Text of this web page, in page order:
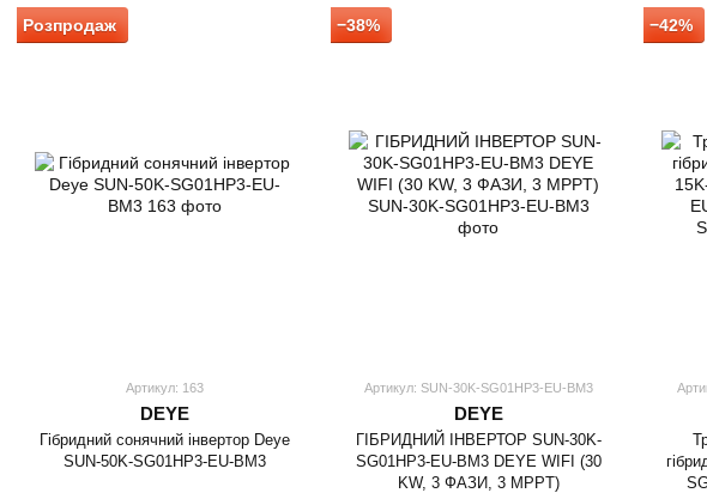
Розпродаж
Артикул: 163
DEYE
Гібридний сонячний інвертор Deye
SUN-50K-SG01HP3-EU-BM3
−38%
Артикул: SUN-30K-SG01HP3-EU-BM3
DEYE
ГІБРИДНИЙ ІНВЕРТОР SUN-30K-
SG01HP3-EU-BM3 DEYE WIFI (30
KW, 3 ФАЗИ, 3 MPPT)
−42%